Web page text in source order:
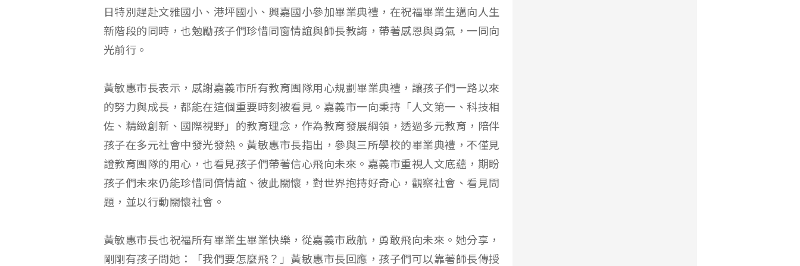
日特別趕赴文雅國小、港坪國小、興嘉國小參加畢業典禮，在祝福畢業生邁向人生
新階段的同時，也勉勵孩子們珍惜同窗情誼與師長教誨，帶著感恩與勇氣，一同向
光前行。
黃敏惠市長表示，感謝嘉義市所有教育團隊用心規劃畢業典禮，讓孩子們一路以來
的努力與成長，都能在這個重要時刻被看見。嘉義市一向秉持「人文第一、科技相
佐、精緻創新、國際視野」的教育理念，作為教育發展綱領，透過多元教育，陪伴
孩子在多元社會中發光發熱。黃敏惠市長指出，參與三所學校的畢業典禮，不僅見
證教育團隊的用心，也看見孩子們帶著信心飛向未來。嘉義市重視人文底蘊，期盼
孩子們未來仍能珍惜同儕情誼、彼此關懷，對世界抱持好奇心，觀察社會、看見問
題，並以行動關懷社會。
黃敏惠市長也祝福所有畢業生畢業快樂，從嘉義市啟航，勇敢飛向未來。她分享，
剛剛有孩子問她：「我們要怎麼飛？」黃敏惠市長回應，孩子們可以靠著師長傳授